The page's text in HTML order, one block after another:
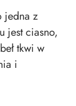
jedna z
jest ciasno,
tkwi w
i